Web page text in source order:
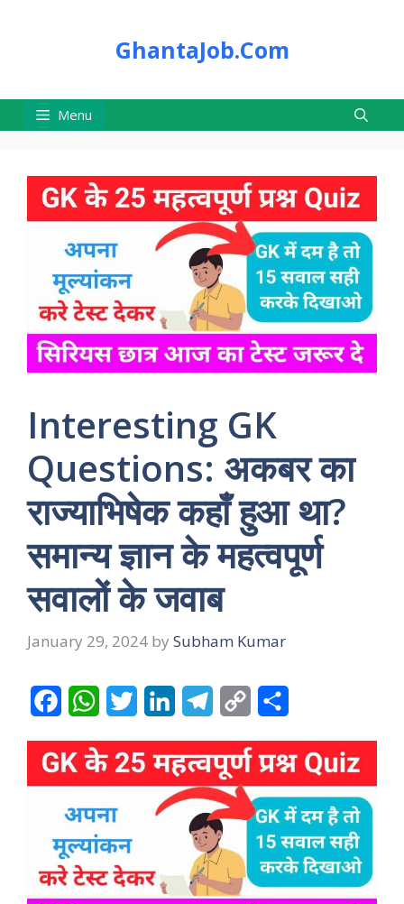
GhantaJob.Com
Menu
Interesting GK
Questions: अकबर का
राज्याभिषेक कहाँ हुआ था?
समान्य ज्ञान के महत्वपूर्ण
सवालों के जवाब
January 29, 2024 by Subham Kumar
c
e
b
o
o
W
a
t
s
A
p
i
t
r
n
k
l
e
g
r
a
p
y
L
n
a
r
e